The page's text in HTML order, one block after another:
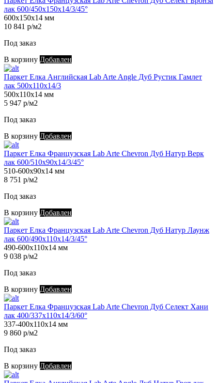
лак 600/450х150х14/3/45°
600х150х14 мм
10 841 р/м2
Под заказ
В корзину Добавлен
Паркет Елка Английская Lab Arte Angle Дуб Рустик Гамлет
лак 500х110х14/3
500х110х14 мм
5 947 р/м2
Под заказ
В корзину Добавлен
Паркет Елка Французская Lab Arte Chevron Дуб Натур Верк
лак 600/510х90х14/3/45°
510-600х90х14 мм
8 751 р/м2
Под заказ
В корзину Добавлен
Паркет Елка Французская Lab Arte Chevron Дуб Натур Лаунж
лак 600/490х110х14/3/45°
490-600х110х14 мм
9 038 р/м2
Под заказ
В корзину Добавлен
Паркет Елка Французская Lab Arte Chevron Дуб Селект Хани
лак 400/337х110х14/3/60°
337-400х110х14 мм
9 860 р/м2
Под заказ
В корзину Добавлен